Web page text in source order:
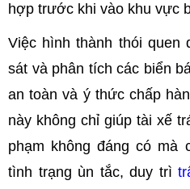
hợp trước khi vào khu vực
Việc hình thành thói quen
sát và phân tích các biển
an toàn và ý thức chấp
này không chỉ giúp tài xế
phạm không đáng có mà
tình trạng ùn tắc, duy trì